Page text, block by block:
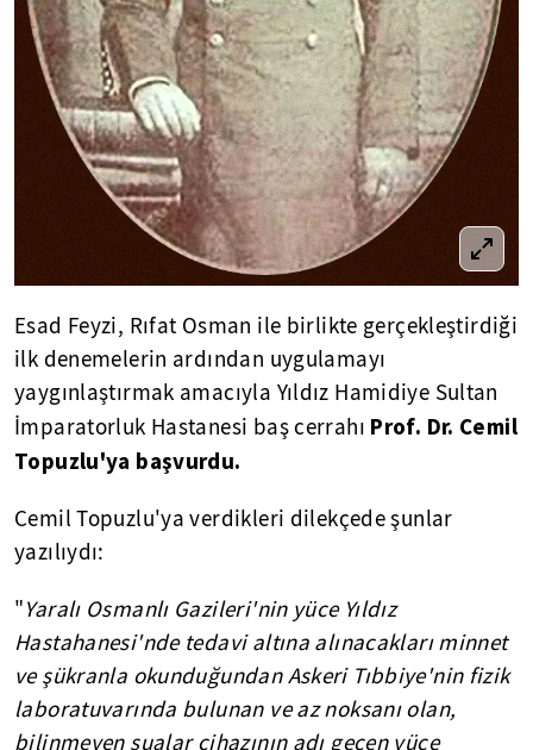
Esad Feyzi, Rıfat Osman ile birlikte gerçekleştirdiği
ilk denemelerin ardından uygulamayı
yaygınlaştırmak amacıyla Yıldız Hamidiye Sultan
İmparatorluk Hastanesi baş cerrahı Prof. Dr. Cemil
Topuzlu'ya başvurdu.
Cemil Topuzlu'ya verdikleri dilekçede şunlar
yazılıydı:
"Yaralı Osmanlı Gazileri'nin yüce Yıldız
Hastahanesi'nde tedavi altına alınacakları minnet
ve şükranla okunduğundan Askeri Tıbbiye'nin fizik
laboratuvarında bulunan ve az noksanı olan,
bilinmeyen şualar cihazının adı geçen yüce